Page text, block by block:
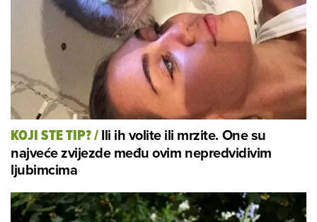
KOJI STE TIP?/Ili ih volite ili mrzite. One su
najveće zvijezde među ovim nepredvidivim
ljubimcima